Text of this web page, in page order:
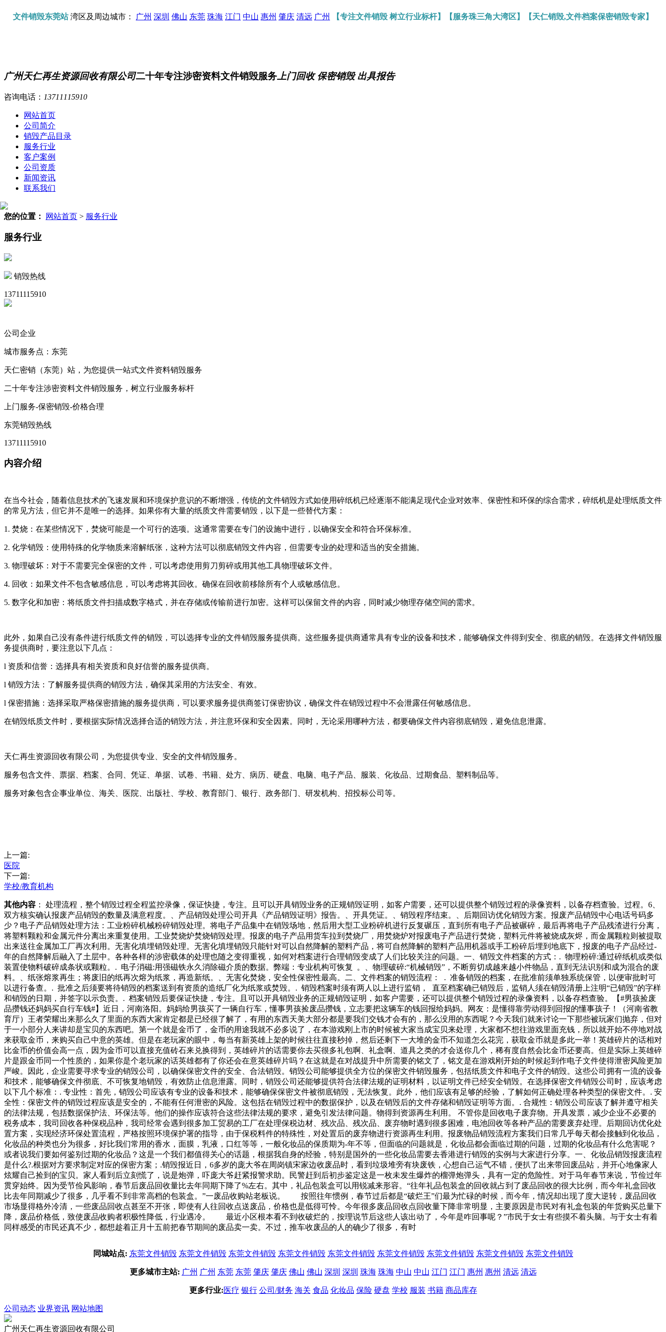
文件销毁东莞站湾区及周边城市： 广州 深圳 佛山 东莞 珠海 江门 中山 惠州 肇庆 清远 广州 【专注文件销毁 树立行业标杆】【服务珠三角大湾区】【天仁销毁,文件档案保密销毁专家】
广州天仁再生资源回收有限公司二十年专注涉密资料文件销毁服务 上门回收 保密销毁 出具报告
咨询电话： 13711115910
网站首页
公司简介
销毁产品目录
服务行业
客户案例
公司资质
新闻资讯
联系我们
您的位置： 网站首页 > 服务行业
服务行业
销毁热线
13711115910
公司企业
城市服务点：东莞
天仁密销（东莞）站，为您提供一站式文件资料销毁服务
二十年专注涉密资料文件销毁服务，树立行业服务标杆
上门服务-保密销毁-价格合理
东莞销毁热线
13711115910
内容介绍
在当今社会，随着信息技术的飞速发展和环境保护意识的不断增强，传统的文件销毁方式如使用碎纸机已经逐渐不能满足现代企业对效率、保密性和环保的综合需求，碎纸机是处理纸质文件
的常见方法，但它并不是唯一的选择。如果你有大量的纸质文件需要销毁，以下是一些替代方案：
1. 焚烧：在某些情况下，焚烧可能是一个可行的选项。这通常需要在专门的设施中进行，以确保安全和符合环保标准。
2. 化学销毁：使用特殊的化学物质来溶解纸张，这种方法可以彻底销毁文件内容，但需要专业的处理和适当的安全措施。
3. 物理破坏：对于不需要完全保密的文件，可以考虑使用剪刀剪碎或用其他工具物理破坏文件。
4. 回收：如果文件不包含敏感信息，可以考虑将其回收。确保在回收前移除所有个人或敏感信息。
5. 数字化和加密：将纸质文件扫描成数字格式，并在存储或传输前进行加密。这样可以保留文件的内容，同时减少物理存储空间的需求。
此外，如果自己没有条件进行纸质文件的销毁，可以选择专业的文件销毁服务提供商。这些服务提供商通常具有专业的设备和技术，能够确保文件得到安全、彻底的销毁。在选择文件销毁服
务提供商时，要注意以下几点：
l 资质和信誉：选择具有相关资质和良好信誉的服务提供商。
l 销毁方法：了解服务提供商的销毁方法，确保其采用的方法安全、有效。
l 保密措施：选择采取严格保密措施的服务提供商，可以要求服务提供商签订保密协议，确保文件在销毁过程中不会泄露任何敏感信息。
在销毁纸质文件时，要根据实际情况选择合适的销毁方法，并注意环保和安全因素。同时，无论采用哪种方法，都要确保文件内容彻底销毁，避免信息泄露。
天仁再生资源回收有限公司，为您提供专业、安全的文件销毁服务。
服务包含文件、票据、档案、合同、凭证、单据、试卷、书籍、处方、病历、硬盘、电脑、电子产品、服装、化妆品、过期食品、塑料制品等。
服务对象包含企事业单位、海关、医院、出版社、学校、教育部门、银行、政务部门、研发机构、招投标公司等。
上一篇:
医院
下一篇:
学校/教育机构
其他内容 ： 处理流程，整个销毁过程全程监控录像，保证快捷，专注。且可以开具销毁业务的正规销毁证明，如客户需要，还可以提供整个销毁过程的录像资料，以备存档查验。过程。6、
双方核实确认报废产品销毁的数量及满意程度。、产品销毁处理公司开具《产品销毁证明》报告。、开具凭证。、销毁程序结束。、后期回访优化销毁方案。报废产品销毁中心电话号码多
少？电子产品销毁处理方法：工业粉碎机械粉碎销毁处理。将电子产品集中在销毁场地，然后用大型工业粉碎机进行反复碾压，直到所有电子产品被碾碎，最后再将电子产品残渣进行分离，
将塑料颗粒和金属元件分离出来重复使用。工业焚烧炉焚烧销毁处理。报废的电子产品用货车拉到焚烧厂，用焚烧炉对报废电子产品进行焚烧，塑料元件将被烧成灰烬，而金属颗粒则被提取
出来送往金属加工厂再次利用。无害化填埋销毁处理。无害化填埋销毁只能针对可以自然降解的塑料产品，将可自然降解的塑料产品用机器或手工粉碎后埋到地底下，报废的电子产品经过-
年的自然降解后融入了土层中。各种各样的涉密载体的处理也随之变得重视，如何对档案进行合理销毁变成了人们比较关注的问题。一、销毁文件档案的方式：. 物理粉碎:通过碎纸机或类似
装置使物料破碎成条状或颗粒。. 电子消磁:用强磁铁永久消除磁介质的数据。弊端：专业机构可恢复 。、物理破碎:“机械销毁”，不断剪切成越来越小件物品，直到无法识别和成为混合的废
料。、纸张熔浆再生；将废旧的纸再次熔为纸浆，再造新纸。、无害化焚烧，安全性保密性最高。二、文件档案的销毁流程： . 准备销毁的档案，在批准前须单独系统保管，以便审批时可
以进行备查。. 批准之后须要将待销毁的档案送到有资质的造纸厂化为纸浆或焚毁。. 销毁档案时须有两人以上进行监销， 直至档案确已销毁后，监销人须在销毁清册上注明“已销毁”的字样
和销毁的日期，并签字以示负责。. 档案销毁后要保证快捷，专注。且可以开具销毁业务的正规销毁证明，如客户需要，还可以提供整个销毁过程的录像资料，以备存档查验。【#男孩捡废
品攒钱还妈妈买自行车钱#】近日，河南洛阳。妈妈给男孩买了一辆自行车，懂事男孩捡废品攒钱，立志要把这辆车的钱回报给妈妈。网友：是懂得靠劳动得到回报的懂事孩子！（河南省教
育厅）王者荣耀出来那么久了里面的东西大家肯定都是已经很了解了，有用的东西天美大部分都是要我们交钱才会有的，那么没用的东西呢？今天我们就来讨论一下那些被玩家们抛弃，但对
于一小部分人来讲却是宝贝的东西吧。第一个就是金币了，金币的用途我就不必多说了，在本游戏刚上市的时候被大家当成宝贝来处理，大家都不想往游戏里面充钱，所以就开始不停地对战
来获取金币，来购买自己中意的英雄。但是在老玩家的眼中，每当有新英雄上架的时候往往直接秒掉，然后还剩下一大堆的金币不知道怎么花完，获取金币就是多此一举！英雄碎片的话相对
比金币的价值会高一点，因为金币可以直接充值砖石来兑换得到，英雄碎片的话需要你去买很多礼包啊、礼盒啊、道具之类的才会送你几个，稀有度自然会比金币还要高。但是实际上英雄碎
片是跟金币同一个性质的，如果你是个老玩家的话英雄都有了你还会在意英雄碎片吗？在这就是在对战提升中所需要的铭文了，铭文是在游戏刚开始的时候起到作电子文件使得泄密风险更加
严峻。因此，企业需要寻求专业的销毁公司，以确保保密文件的安全、合法销毁。销毁公司能够提供全方位的保密文件销毁服务，包括纸质文件和电子文件的销毁。这些公司拥有一流的设备
和技术，能够确保文件彻底、不可恢复地销毁，有效防止信息泄露。同时，销毁公司还能够提供符合法律法规的证明材料，以证明文件已经安全销毁。在选择保密文件销毁公司时，应该考虑
以下几个标准：. 专业性：首先，销毁公司应该有专业的设备和技术，能够确保保密文件被彻底销毁，无法恢复。此外，他们应该有足够的经验，了解如何正确处理各种类型的保密文件。. 安
全性：保密文件的销毁过程应该是安全的，不能有任何泄密的风险。这包括在销毁过程中的数据保护，以及在销毁后的文件存储和销毁证明等方面。. 合规性：销毁公司应该了解并遵守相关
的法律法规，包括数据保护法、环保法等。他们的操作应该符合这些法律法规的要求，避免引发法律问题。物得到资源再生利用。 不管你是回收电子废弃物。开具发票，减少企业不必要的
税务成本，我司回收各种保税品种，我司经常会遇到很多加工贸易的工厂在处理保税边材、残次品、残次品、废弃物时遇到很多困难，电池回收等各种产品的需要废弃处理。后期回访优化处
置方案，实现经济环保处置流程，严格按照环境保护署的指导，由于保税料件的特殊性，对处置后的废弃物进行资源再生利用。报废物品销毁流程方案我们日常几乎每天都会接触到化妆品，
化妆品的种类也分为很多，好比我们常用的香水，面膜，乳液，口红等等，一般化妆品的保质期为-年不等，但面临的问题就是，化妆品都会面临过期的问题，过期的化妆品有什么危害呢？
或者说我们要如何鉴别过期的化妆品？这是一个我们都值得关心的话题，根据我自身的经验，特别是国外的一些化妆品需要去香港进行销毁的实例与大家进行分享。一、化妆品销毁报废流程
是什么?.根据对方要求制定对应的保密方案；.销毁报近日，6多岁的庞大爷在周岗镇宋家边收废品时，看到垃圾堆旁有块废铁，心想自己运气不错，便扒了出来带回废品站，并开心地像家人
炫耀自己捡到的宝贝。家人看到后立刻慌了，说是炮弹，吓庞大爷赶紧报警求助。民警赶到后初步鉴定这是一枚未发生爆炸的榴弹炮弹头，具有一定的危险性。对于马年春节来说，节俭过年
贯穿始终。因为受节俭风影响，春节后废品回收量比去年同期下降了%左右。其中，礼品包装盒可以用锐减来形容。“往年礼品包装盒的回收就占到了废品回收的很大比例，而今年礼盒回收
比去年同期减少了很多，几乎看不到非常高档的包装盒。”一废品收购站老板说。 按照往年惯例，春节过后都是“破烂王”们最为忙碌的时候，而今年，情况却出现了度大逆转，废品回收
市场显得格外冷清，一些废品回收点甚至不开张，即使有人往回收点送废品，价格也是低得可怜。今年很多废品回收点回收量下降非常明显，主要原因是市民对有礼盒包装的年货购买总量下
降，废品价格低，致使废品收购者积极性降低，行业遇冷。 最近小区根本看不到收破烂的，按理说节后这些人该出动了，今年是咋回事呢？”市民于女士有些摸不着头脑。与于女士有着
同样感受的市民还真不少，都想趁着正月十五前把春节期间的废品卖一卖。不过，推车收废品的人的确少了很多，有时
同城站点: 东莞文件销毁 东莞文件销毁 东莞文件销毁 东莞文件销毁 东莞文件销毁 东莞文件销毁 东莞文件销毁 东莞文件销毁 东莞文件销毁
更多城市主站: 广州 广州 东莞 东莞 肇庆 肇庆 佛山 佛山 深圳 深圳 珠海 珠海 中山 中山 江门 江门 惠州 惠州 清远 清远
更多行业: 医疗 银行 公司/财务 海关 食品 化妆品 保险 硬盘 学校 服装 书籍 商品库存
公司动态 业界资讯 网站地图
广州天仁再生资源回收有限公司